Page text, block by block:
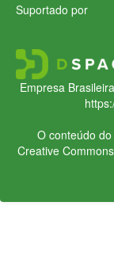
Suportado por
Empresa
O conteúdo
Creative Commons